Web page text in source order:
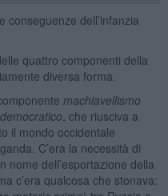
conseguenze dell’infanzia
quattro componenti della
diversa forma.
machiavellismo
democratico , che riusciva a
il mondo occidentale
C’era la necessità di
nome dell’esportazione della
c’era qualcosa che stonava: